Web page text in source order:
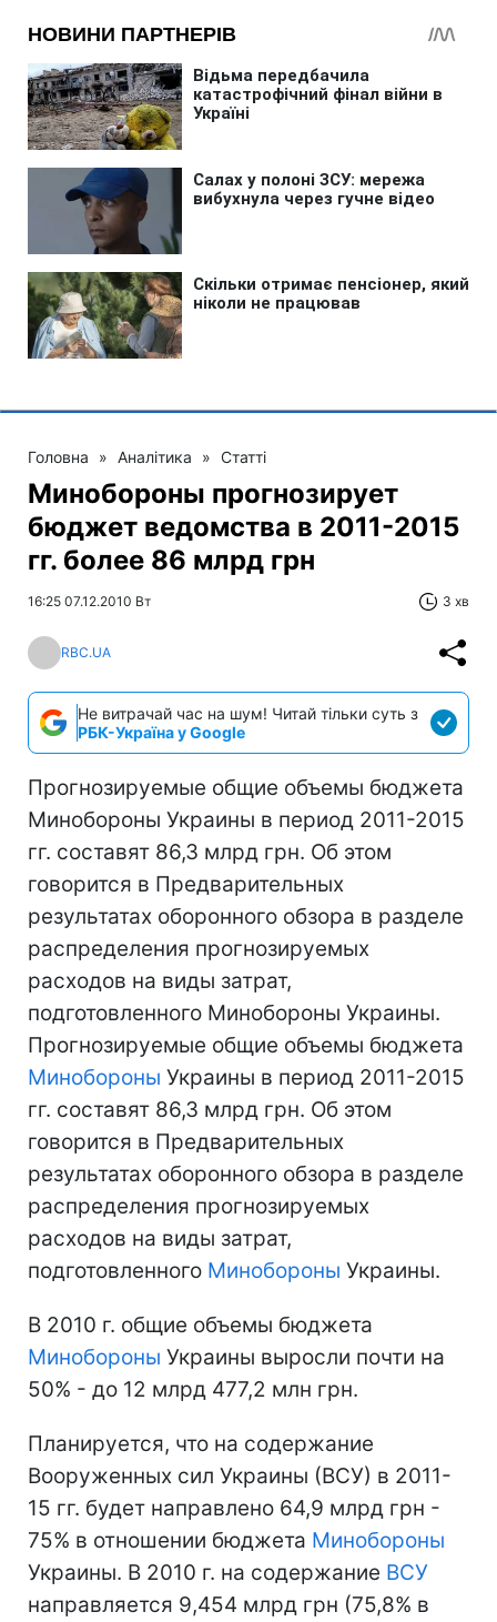
Головна » Аналітика » Статті
Минобороны прогнозирует
бюджет ведомства в 2011-2015
гг. более 86 млрд грн
16:25 07.12.2010 Вт 3 хв
RBC.UA
Не витрачай час на шум! Читай тільки суть з
РБК-Україна у Google
Прогнозируемые общие объемы бюджета
Минобороны Украины в период 2011-2015
гг. составят 86,3 млрд грн. Об этом
говорится в Предварительных
результатах оборонного обзора в разделе
распределения прогнозируемых
расходов на виды затрат,
подготовленного Минобороны Украины.
Прогнозируемые общие объемы бюджета
Минобороны Украины в период 2011-2015
гг. составят 86,3 млрд грн. Об этом
говорится в Предварительных
результатах оборонного обзора в разделе
распределения прогнозируемых
расходов на виды затрат,
подготовленного Минобороны Украины.
В 2010 г. общие объемы бюджета
Минобороны Украины выросли почти на
50% - до 12 млрд 477,2 млн грн.
Планируется, что на содержание
Вооруженных сил Украины (ВСУ) в 2011-
15 гг. будет направлено 64,9 млрд грн -
75% в отношении бюджета Минобороны
Украины. В 2010 г. на содержание ВСУ
направляется 9,454 млрд грн (75,8% в